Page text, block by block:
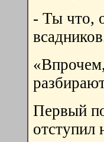
- Ты что,
Первый
отступил